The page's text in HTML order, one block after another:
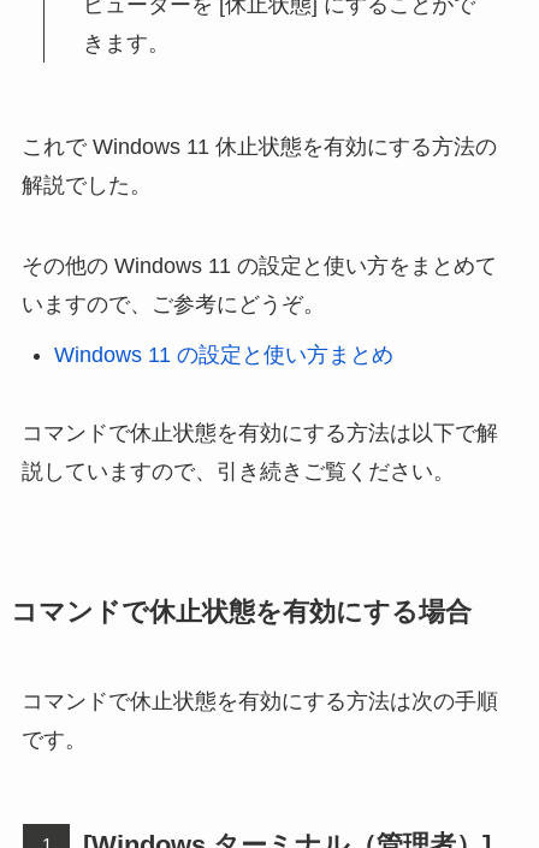
きます。
これで Windows 11 休止状態を有効にする方法の
解説でした。
その他の Windows 11 の設定と使い方をまとめて
いますので、ご参考にどうぞ。
Windows 11 の設定と使い方まとめ
コマンドで休止状態を有効にする方法は以下で解
説していますので、引き続きご覧ください。
コマンドで休止状態を有効にする場合
コマンドで休止状態を有効にする方法は次の手順
です。